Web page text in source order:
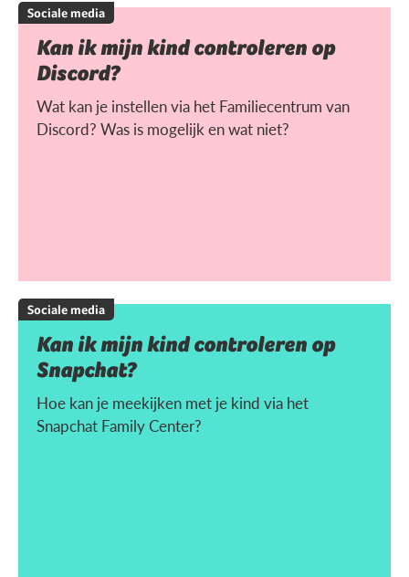
Sociale media
Kan ik mijn kind controleren op
Discord?
Wat kan je instellen via het Familiecentrum van
Discord? Was is mogelijk en wat niet?
Sociale media
Kan ik mijn kind controleren op
Snapchat?
Hoe kan je meekijken met je kind via het
Snapchat Family Center?